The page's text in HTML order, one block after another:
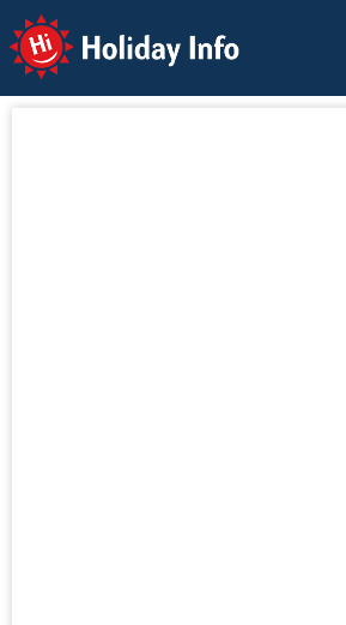
Holiday Info